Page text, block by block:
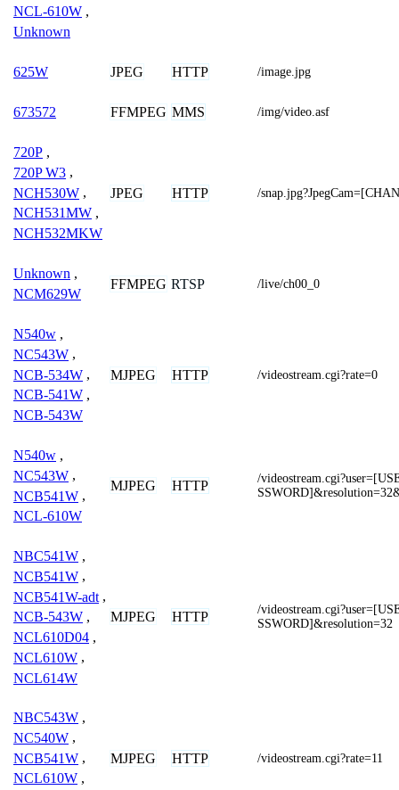
NCL-610W ,
Unknown
625W JPEG HTTP /image.jpg
673572 FFMPEG MMS /img/video.asf
720P ,
720P W3 ,
NCH530W ,
NCH531MW ,
NCH532MKW
JPEG HTTP /
Unknown ,
NCM629W
FFMPEG RTSP /live/ch00_0
N540w ,
NC543W ,
NCB-534W ,
NCB-541W ,
NCB-543W
MJPEG HTTP /videostream.cgi?rate=0
N540w ,
NC543W ,
NCB541W ,
NCL-610W
MJPEG HTTP
/
NBC541W ,
NCB541W ,
NCB541W-adt ,
NCB-543W ,
NCL610D04 ,
NCL610W ,
NCL614W
MJPEG HTTP
/
SSWORD]&resolution=32
NBC543W ,
NC540W ,
NCB541W ,
NCL610W ,
MJPEG HTTP /videostream.cgi?rate=11